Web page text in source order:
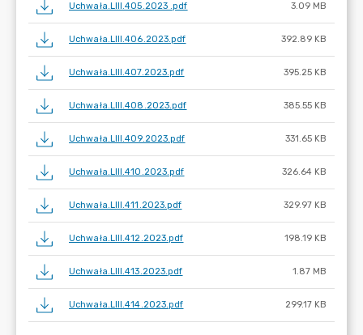
Uchwała.LIII.405.2023 .pdf 3.09 MB
Uchwała.LIII.406.2023.pdf 392.89 KB
Uchwała.LIII.407.2023.pdf 395.25 KB
Uchwała.LIII.408.2023.pdf 385.55 KB
Uchwała.LIII.409.2023.pdf 331.65 KB
Uchwała.LIII.410.2023.pdf 326.64 KB
Uchwała.LIII.411.2023.pdf 329.97 KB
Uchwała.LIII.412.2023.pdf 198.19 KB
Uchwała.LIII.413.2023.pdf 1.87 MB
Uchwała.LIII.414.2023.pdf 299.17 KB